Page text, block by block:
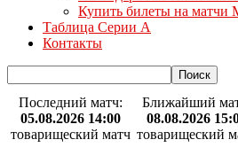
Купить билеты на матчи
Таблица Серии А
Контакты
Последний матч:
05.08.2026 14:00
товарищеский матч
Ближайший
08.08.2026
товарищеский